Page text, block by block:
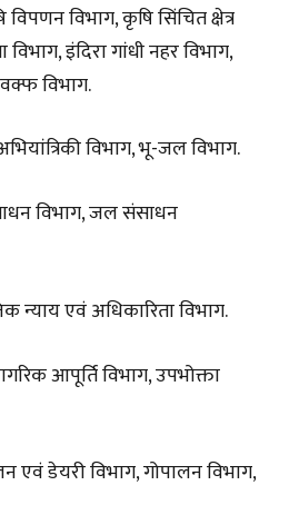
विपणन विभाग, कृषि सिंचित क्षेत्र
इंदिरा गांधी नहर विभाग,
विभाग.
विभाग, भू-जल विभाग.
विभाग, जल संसाधन
न्याय एवं अधिकारिता विभाग.
आपूर्ति विभाग, उपभोक्ता
एवं डेयरी विभाग, गोपालन विभाग,